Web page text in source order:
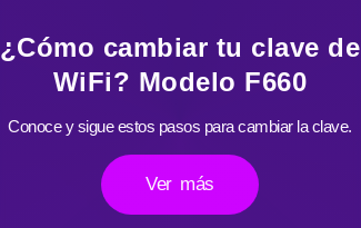
¿Cómo cambiar tu clave de
WiFi? Modelo F660
Conoce y sigue estos pasos para cambiar la clave.
Ver más